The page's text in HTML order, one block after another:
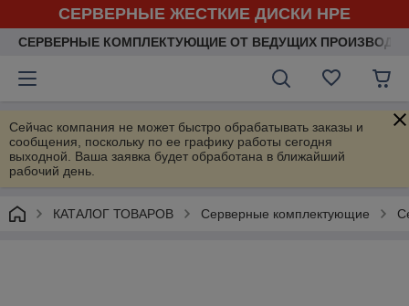
СЕРВЕРНЫЕ ЖЕСТКИЕ ДИСКИ HPE
СЕРВЕРНЫЕ КОМПЛЕКТУЮЩИЕ ОТ ВЕДУЩИХ
Сейчас компания не может быстро обрабатывать заказы и
сообщения, поскольку по ее графику работы сегодня
выходной. Ваша заявка будет обработана в ближайший
рабочий день.
КАТАЛОГ ТОВАРОВ Серверные комплектующие